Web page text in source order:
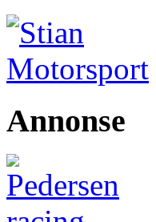
Annonse